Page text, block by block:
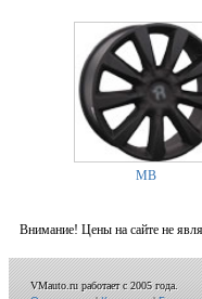
MB
Внимание! Цены на сайте не
VMauto.ru работает с 2005 года.